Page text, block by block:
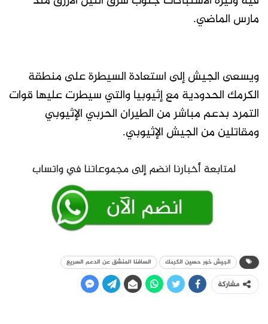
مارس الماضي.
ويسعى الجيش إلى استعادة السيطرة على منطقة
الكرمك الحدودية مع إثيوبيا والتي سيطرت عليها قوات
التمرد بدعم مباشر من الطيران الحربي الإثيوبي
ومقاتلين من الجيش الإثيوبي.
الجيش خور حسين الكرمك السافنا المنشق عن الدعم السريع
مشاركة